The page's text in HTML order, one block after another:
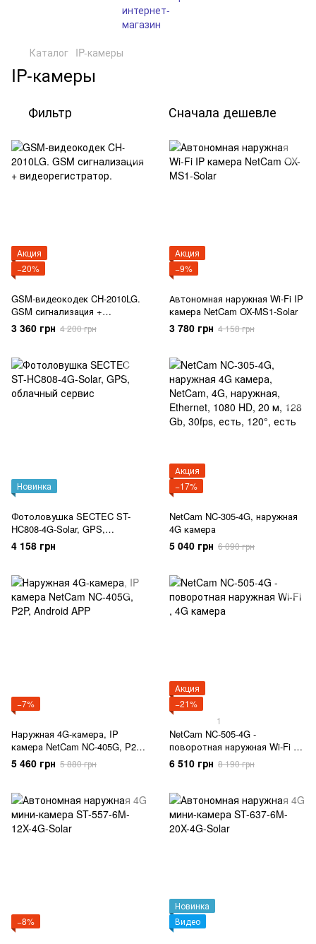
Каталог IP-камеры
IP-камеры
Фильтр Сначала дешевле
Акция
−20%
GSM-видеокодек CH-2010LG.
GSM сигнализация +
видеорегистратор.
3 360 грн 4 200 грн
Акция
−9%
Автономная наружная Wi-Fi IP
камера NetCam OX-MS1-Solar
3 780 грн 4 158 грн
Новинка
Фотоловушка SECTEC ST-
HC808-4G-Solar, GPS,
облачный сервис
4 158 грн
Акция
−17%
NetCam NC-305-4G, наружная
4G камера
5 040 грн 6 090 грн
−7%
Наружная 4G-камера, IP
камера NetCam NC-405G, P2P,
Android APP
5 460 грн 5 880 грн
Акция
−21%
1
NetCam NC-505-4G -
поворотная наружная Wi-Fi ,
4G камера
6 510 грн 8 190 грн
−8%
Новинка
Видео